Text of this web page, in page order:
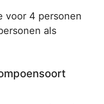
voor 4 personen
als